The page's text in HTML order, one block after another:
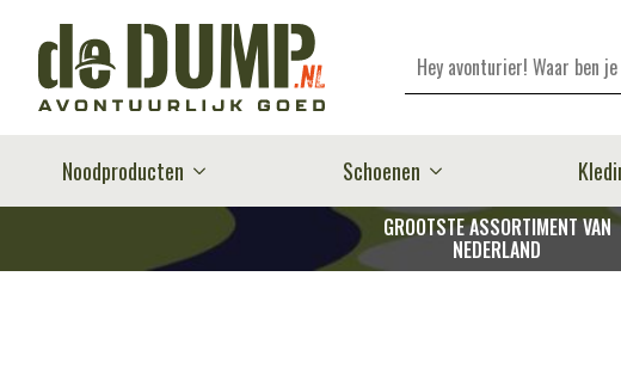
Zoeken
Noodproducten Schoenen
GROOTSTE ASSORTIMENT VAN
NEDERLAND